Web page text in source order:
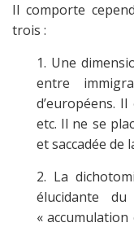
Il comporte
trois :
1. Une
entre
d’européens.
etc. Il ne se
et saccadée de
2. La
élucidante
«